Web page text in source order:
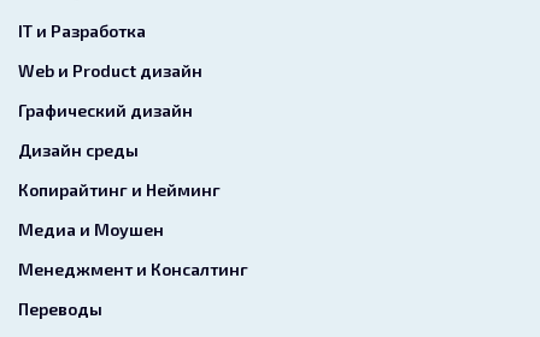
IT и Разработка
Web и Product дизайн
Графический дизайн
Дизайн среды
Копирайтинг и Нейминг
Медиа и Моушен
Менеджмент и Консалтинг
Переводы